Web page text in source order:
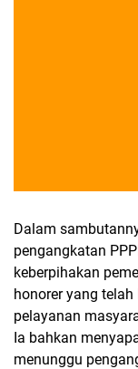
Dalam
pengangkatan
keberpihakan
honorer yang
pelayanan
Ia bahkan
menunggu